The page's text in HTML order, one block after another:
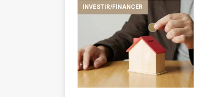
INVESTIR/FINANCER